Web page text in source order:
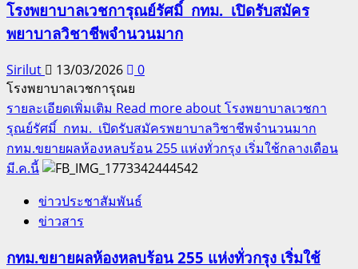
โรงพยาบาลเวชการุณย์รัศมิ์ กทม. เปิดรับสมัคร
พยาบาลวิชาชีพจำนวนมาก
Sirilut 13/03/2026
0
โรงพยาบาลเวชการุณย
รายละเอียดเพิ่มเติม Read more about โรงพยาบาลเวชกา
รุณย์รัศมิ์ กทม. เปิดรับสมัครพยาบาลวิชาชีพจำนวนมาก
กทม.ขยายผลห้องหลบร้อน 255 แห่งทั่วกรุง เริ่มใช้กลางเดือน
มี.ค.นี้
ข่าวประชาสัมพันธ์
ข่าวสาร
กทม.ขยายผลห้องหลบร้อน 255 แห่งทั่วกรุง เริ่มใช้